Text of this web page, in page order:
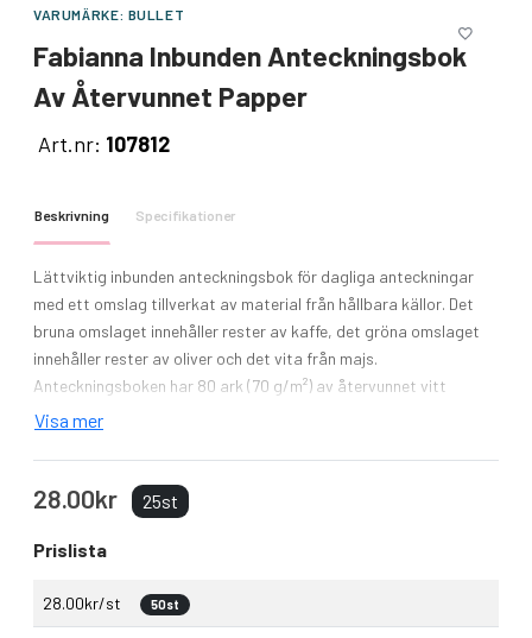
VARUMÄRKE: BULLET
Fabianna Inbunden Anteckningsbok
Av Återvunnet Papper
Art.nr: 107812
Beskrivning Specifikationer
Lättviktig inbunden anteckningsbok för dagliga anteckningar
med ett omslag tillverkat av material från hållbara källor. Det
bruna omslaget innehåller rester av kaffe, det gröna omslaget
innehåller rester av oliver och det vita från majs.
Anteckningsboken har 80 ark (70 g/m²) av återvunnet vitt
linjerat papper.
Visa mer
28.00kr 25st
Prislista
28.00kr/st 50st